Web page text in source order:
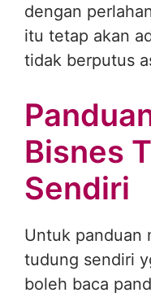
dengan
itu tetap akan
tidak berputus
Bisnes
Sendiri
Untuk panduan
tudung sendiri
boleh baca